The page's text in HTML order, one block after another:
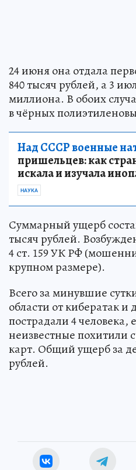
24 июня она отдала
840 тысяч рублей, а 3
миллиона. В обоих
в чёрных
Над СССР военные
пришельцев: как
искала и изучала
НАУКА
Суммарный ущерб
тысяч рублей.
4 ст. 159 УК РФ
крупном размере).
Всего за минувшие
области от кибератак
пострадали 4 человека,
неизвестные похитили
карт. Общий ущерб за
рублей.